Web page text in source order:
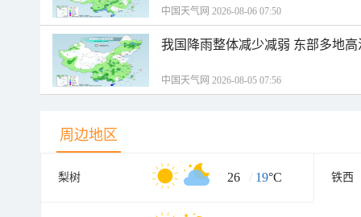
中国天气网 2026-08-06 07:50
我国降雨整体减少减弱 东部多地
中国天气网 2026-08-05 07:56
周边地区
梨树 26 / 19°C 铁西